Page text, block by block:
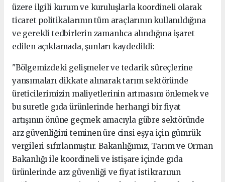
üzere ilgili kurum ve kuruluşlarla koordineli olarak
ticaret politikalarının tüm araçlarının kullanıldığına
ve gerekli tedbirlerin zamanlıca alındığına işaret
edilen açıklamada, şunları kaydedildi:
"Bölgemizdeki gelişmeler ve tedarik süreçlerine
yansımaları dikkate alınarak tarım sektöründe
üreticilerimizin maliyetlerinin artmasını önlemek ve
bu suretle gıda ürünlerinde herhangi bir fiyat
artışının önüne geçmek amacıyla gübre sektöründe
arz güvenliğini teminen üre cinsi eşya için gümrük
vergileri sıfırlanmıştır. Bakanlığımız, Tarım ve Orman
Bakanlığı ile koordineli ve istişare içinde gıda
ürünlerinde arz güvenliği ve fiyat istikrarının